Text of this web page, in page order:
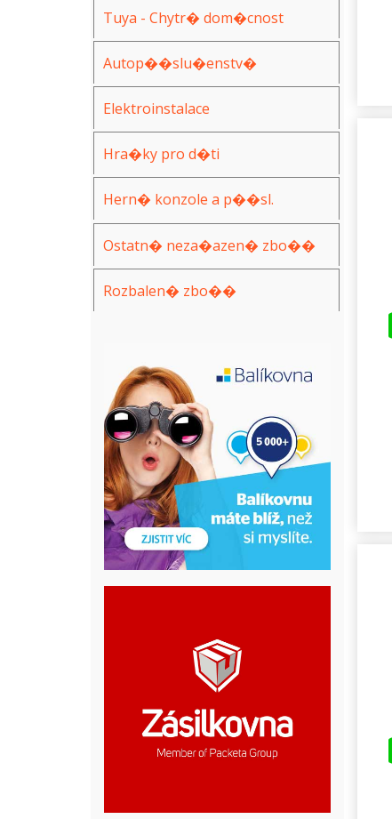
Tuya - Chytr� dom�cnost
Autop��slu�enstv�
Elektroinstalace
Hra�ky pro d�ti
Hern� konzole a p��sl.
Ostatn� neza�azen� zbo��
Rozbalen� zbo��